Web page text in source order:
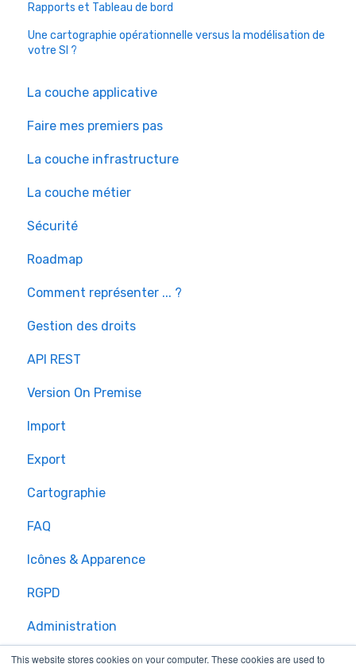
This website stores cookies on your computer. These cookies are used to
Rapports et Tableau de bord
Une cartographie opérationnelle versus la modélisation de
votre SI ?
La couche applicative
Faire mes premiers pas
La couche infrastructure
La couche métier
Sécurité
Roadmap
Comment représenter ... ?
Gestion des droits
API REST
Version On Premise
Import
Export
Cartographie
FAQ
Icônes & Apparence
RGPD
Administration